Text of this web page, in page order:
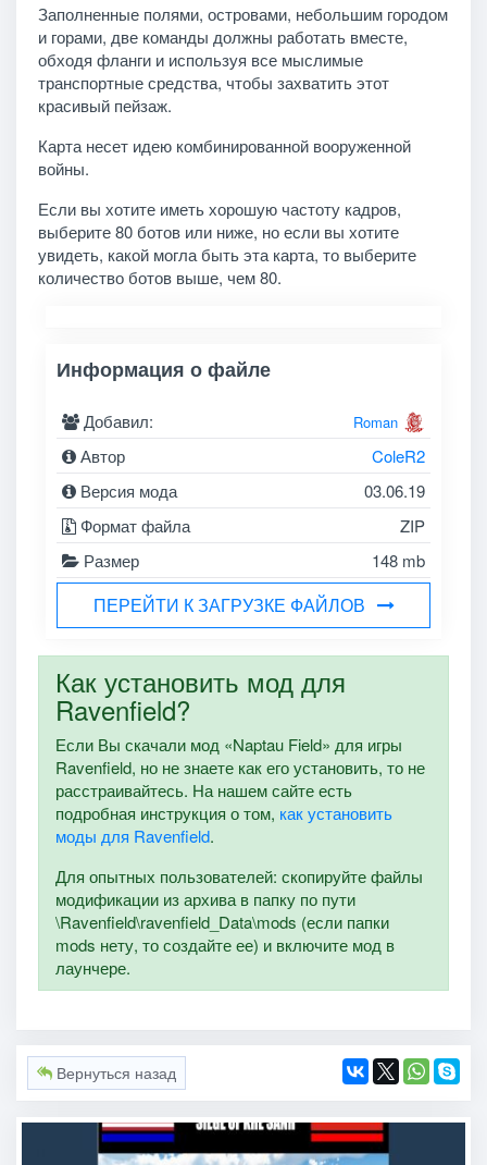
Заполненные полями, островами, небольшим городом
и горами, две команды должны работать вместе,
обходя фланги и используя все мыслимые
транспортные средства, чтобы захватить этот
красивый пейзаж.
Карта несет идею комбинированной вооруженной
войны.
Если вы хотите иметь хорошую частоту кадров,
выберите 80 ботов или ниже, но если вы хотите
увидеть, какой могла быть эта карта, то выберите
количество ботов выше, чем 80.
Информация о файле
Добавил: Roman
Автор
ColeR2
Версия мода
03.06.19
Формат файла
ZIP
Размер
148 mb
ПЕРЕЙТИ К ЗАГРУЗКЕ ФАЙЛОВ
Как установить мод для
Ravenfield?
Если Вы скачали мод «Naptau Field» для игры
Ravenfield, но не знаете как его установить, то не
расстраивайтесь. На нашем сайте есть
подробная инструкция о том, как установить
моды для Ravenfield.
Для опытных пользователей: скопируйте файлы
модификации из архива в папку по пути
\Ravenfield\ravenfield_Data\mods (если папки
mods нету, то создайте ее) и включите мод в
лаунчере.
Вернуться назад